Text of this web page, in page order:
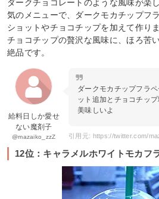
ダークチョコレートのような風味が楽
気のメニューで、ダークモカチップフ
ショットやチョコチップを加えて作り
チョコチップの贅沢な風味に、ほろ苦
絶品です。
給料日しか愛せ
ない魔剤子
@mazaiko_zzZ
ダークモカチップフラ
ット追加とチョコチッ
美味しいよ
12位：キャラメルホワイトモカフ